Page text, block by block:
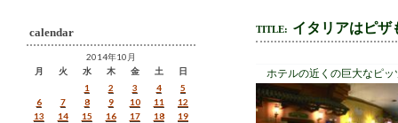
calendar
2014年10月
月
火 水 木 金 土
日
1
2 3 4
5
6
7 8 9 10 11
12
13
14 15 16 17 18
19
TITLE: イタリアはピザ
ホテルの近くの巨大なピッ